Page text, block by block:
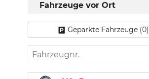
Fahrzeuge vor Ort
Geparkte Fahrzeuge (0)
Fahrzeugnr.